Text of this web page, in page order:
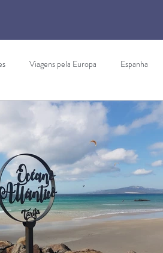
Viagens pela Europa Espanha
Costa Vicentina Itália Portugal
Sintra Gibraltar Enoturismo